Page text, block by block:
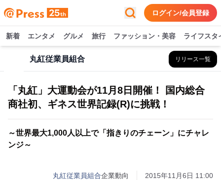
ログイン/会員登録
新着 エンタメ グルメ 旅行 ファッション・美容 ライフスタ
丸紅従業員組合 リリース一覧
「丸紅」大運動会が11月8日開催！ 国内総合
商社初、ギネス世界記録(R)に挑戦！
～世界最大1,000人以上で「指きりのチェーン」にチャレ
ンジ～
丸紅従業員組合企業動向 2015年11月6日 11:00